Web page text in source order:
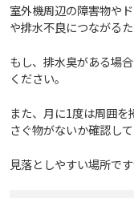
室外機周辺の障害物や
や排水不良につながる
もし、排水臭がある場
ください。
また、月に1度は周囲
さぐ物がないか確認して
見落としやすい場所で